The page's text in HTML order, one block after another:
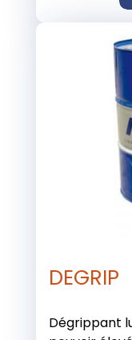
DEGRIP
Dégrippant